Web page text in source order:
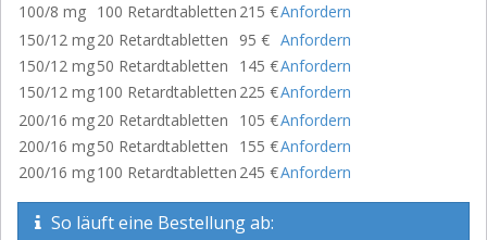
100/8 mg 100 Retardtabletten 215 €Anfordern
150/12 mg20 Retardtabletten 95 € Anfordern
150/12 mg50 Retardtabletten 145 €Anfordern
150/12 mg100 Retardtabletten 225 €Anfordern
200/16 mg20 Retardtabletten 105 €Anfordern
200/16 mg50 Retardtabletten 155 €Anfordern
200/16 mg100 Retardtabletten 245 €Anfordern
So läuft eine Bestellung ab: